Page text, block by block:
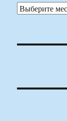
Архивы